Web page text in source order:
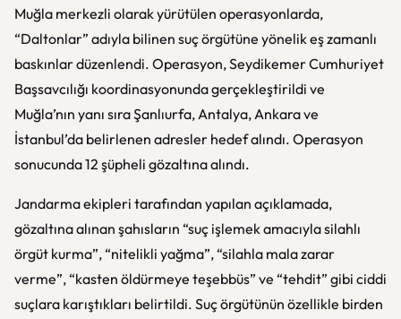
Muğla merkezli olarak yürütülen operasyonlarda,
“Daltonlar” adıyla bilinen suç örgütüne yönelik eş zamanlı
baskınlar düzenlendi. Operasyon, Seydikemer Cumhuriyet
Başsavcılığı koordinasyonunda gerçekleştirildi ve
Muğla’nın yanı sıra Şanlıurfa, Antalya, Ankara ve
İstanbul’da belirlenen adresler hedef alındı. Operasyon
sonucunda 12 şüpheli gözaltına alındı.
Jandarma ekipleri tarafından yapılan açıklamada,
gözaltına alınan şahısların “suç işlemek amacıyla silahlı
örgüt kurma”, “nitelikli yağma”, “silahla mala zarar
verme”, “kasten öldürmeye teşebbüs” ve “tehdit” gibi ciddi
suçlara karıştıkları belirtildi. Suç örgütünün özellikle birden